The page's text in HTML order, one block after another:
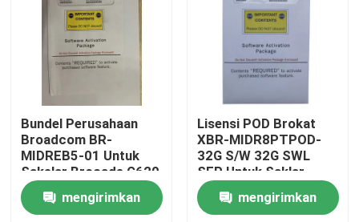
Modul 25G SFP28
Modul SFP 10G
Pemancar Optik Finisar
Kartu Adaptor Jaringan
Bundel Perusahaan
Broadcom BR-
MIDREB5-01 Untuk
Sakelar Brocade G620
mengirimkan
Lisensi POD Brokat
XBR-MIDR8PTPOD-
32G S/W 32G SWL
SFP Untuk Saklar
G720
mengirimkan